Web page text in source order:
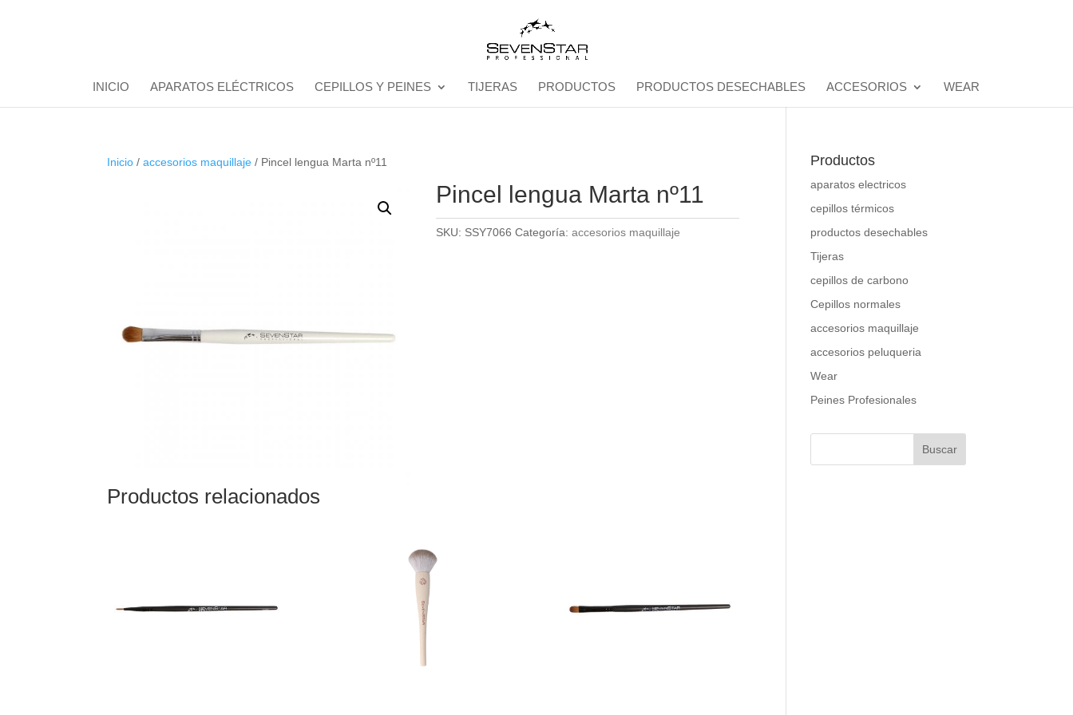
INICIO APARATOS ELÉCTRICOS CEPILLOS Y PEINES TIJERAS PRODUCTOS PRODUCTOS DESECHABLES ACCESORIOS WEAR
Inicio /accesorios maquillaje / Pincel lengua Marta nº11
Pincel lengua Marta nº11
SKU: SSY7066 Categoría:accesorios maquillaje
Productos relacionados
Productos
aparatos electricos
cepillos térmicos
productos desechables
Tijeras
cepillos de carbono
Cepillos normales
accesorios maquillaje
accesorios peluqueria
Wear
Peines Profesionales